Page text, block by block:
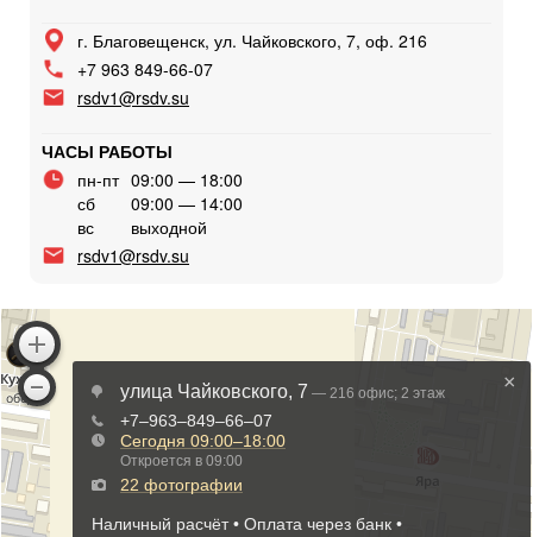
г. Благовещенск, ул. Чайковского, 7, оф. 216
+7 963 849-66-07
rsdv1@rsdv.su
ЧАСЫ РАБОТЫ
пн-пт 09:00 — 18:00
сб
09:00 — 14:00
вс
выходной
rsdv1@rsdv.su